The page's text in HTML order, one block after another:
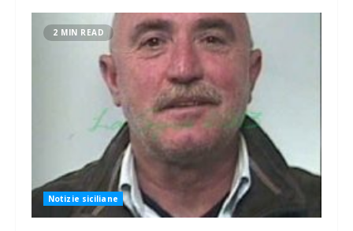
2 MIN READ
Notizie siciliane